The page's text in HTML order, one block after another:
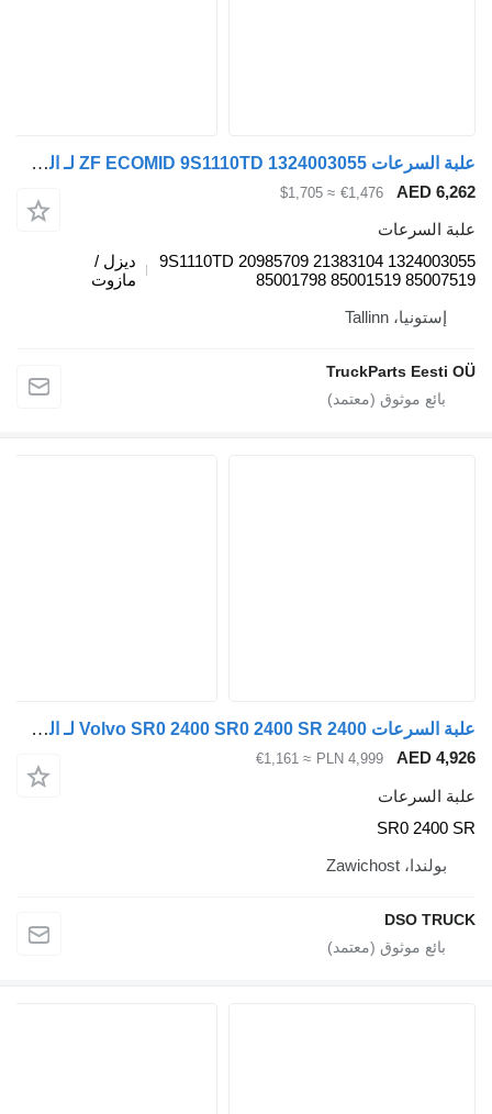
علبة السرعات ZF ECOMID 9S1110TD 1324003055 لـ السيارات القاطرة Volvo FL, FE (2005-2014)
AED
€1,476
≈ $1,705
السرعات
1324003055 9S1110TD 20985709 21383104
85001798 85001519
ديزل /
مازوت
إستونيا، Tallinn
TruckParts
علبة السرعات Volvo SR0 2400 SR0 2400 SR 2400 لـ السيارات القاطرة Volvo FH 16
AED
PLN 4,999
≈ €1,161
السرعات
SR0
DSO